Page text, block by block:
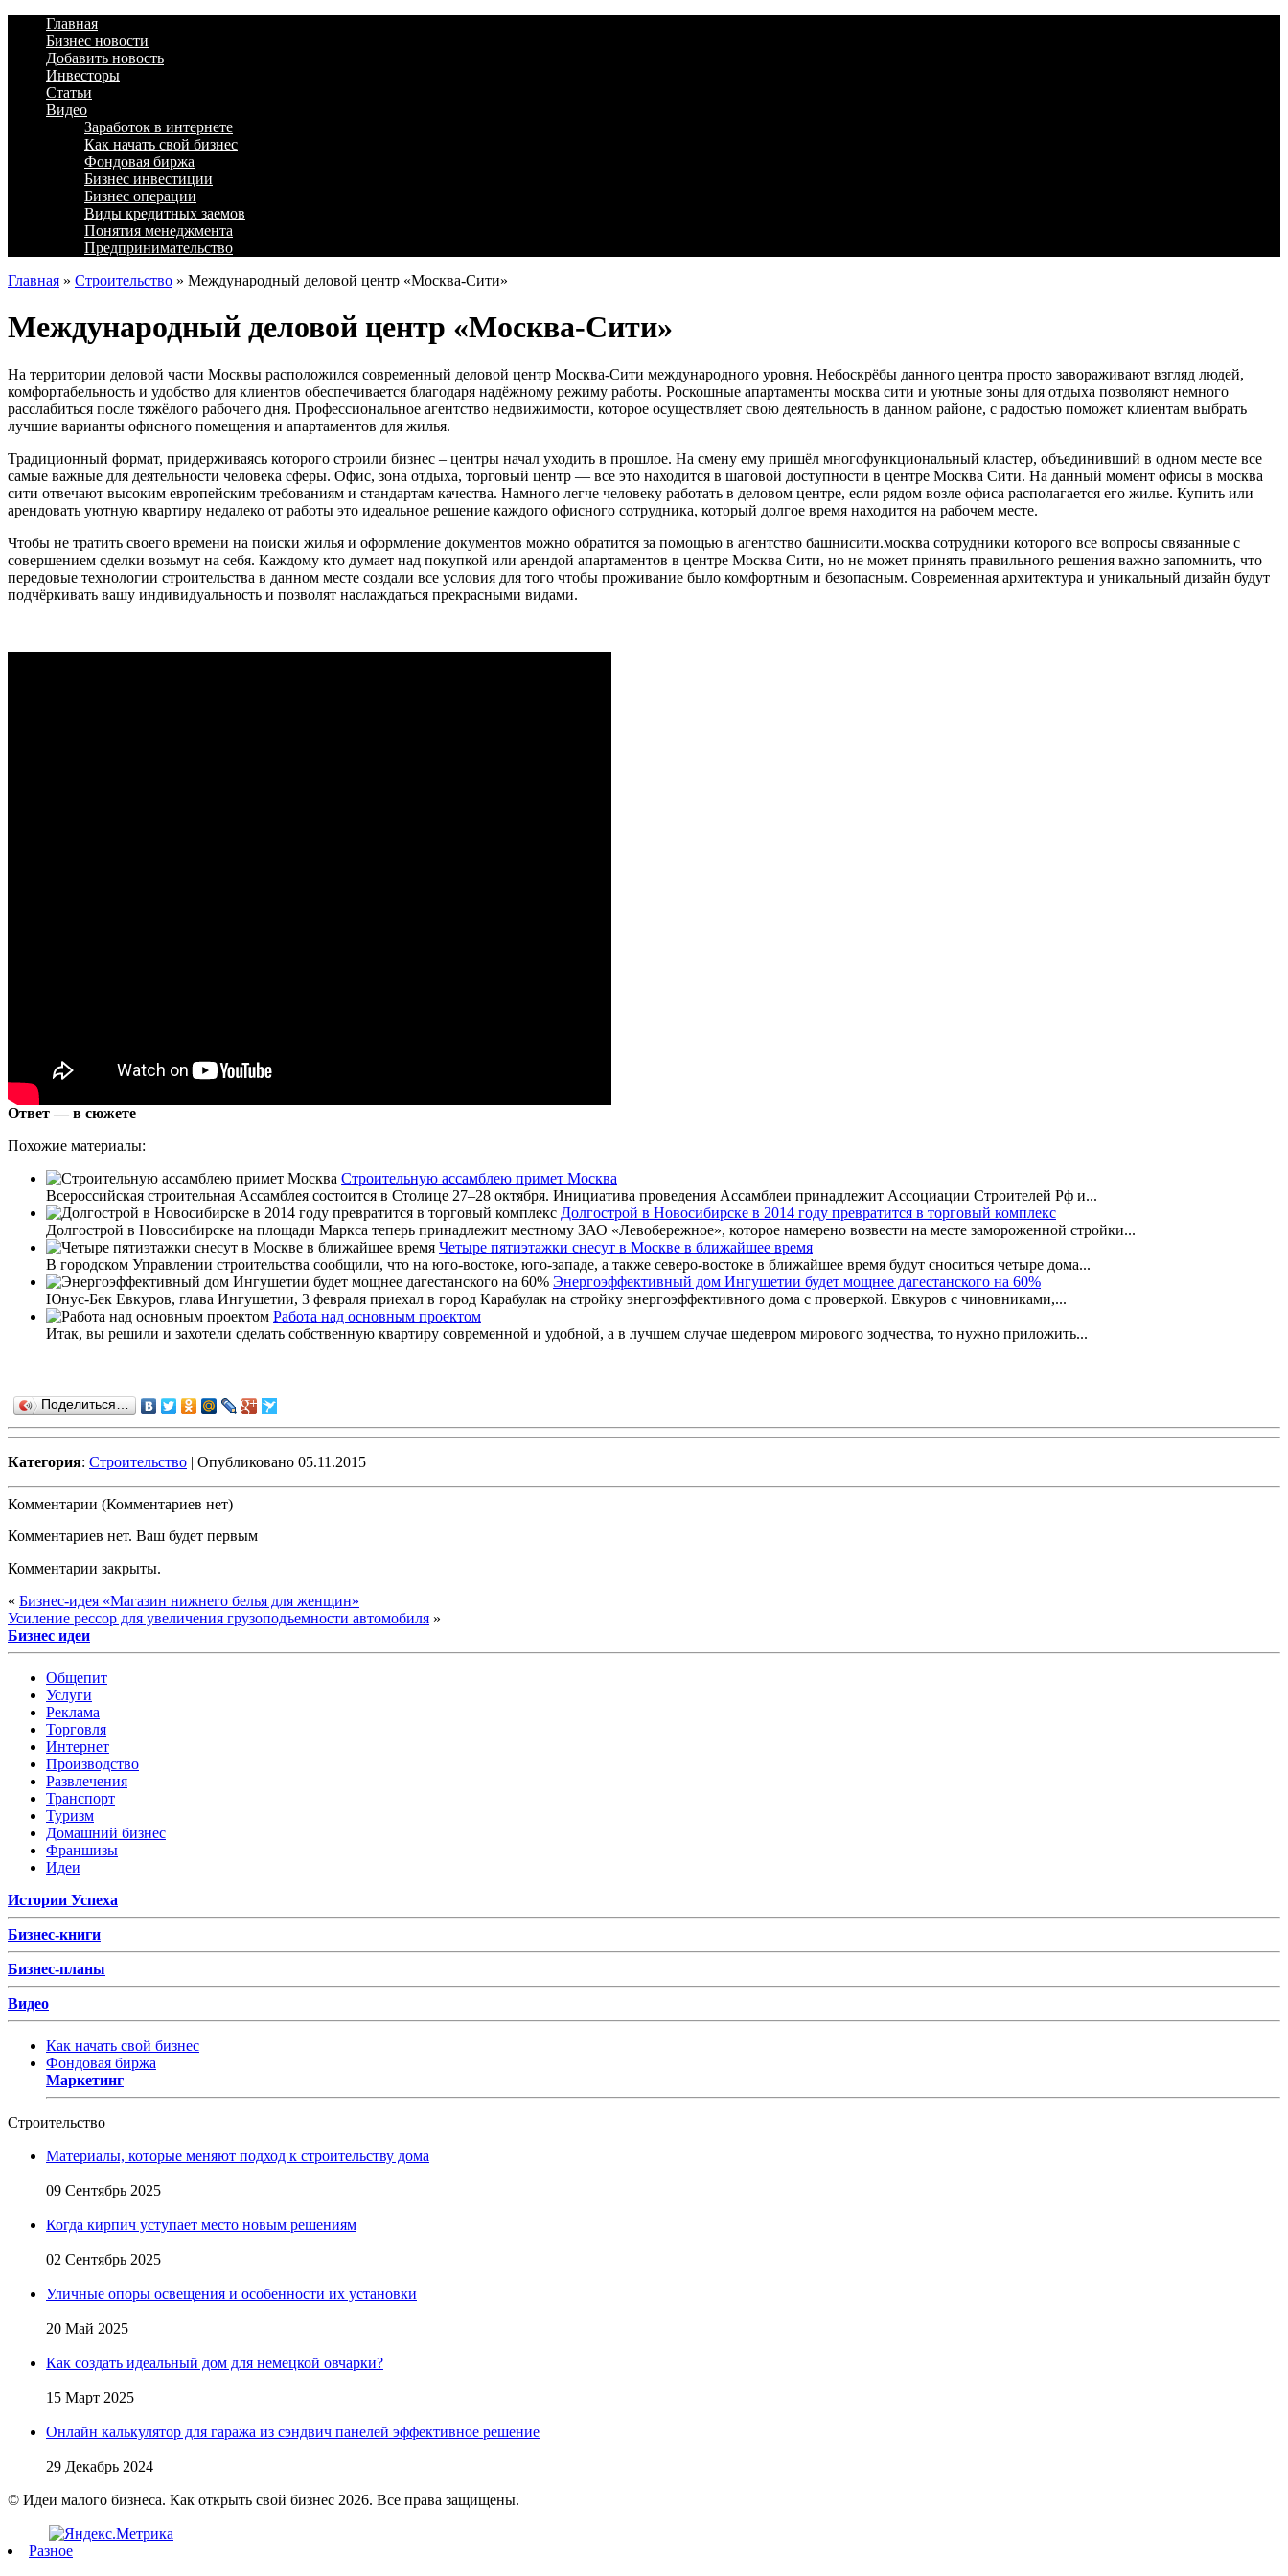
Главная
Бизнес новости
Добавить новость
Инвесторы
Статьи
Видео
Заработок в интернете
Как начать свой бизнес
Фондовая биржа
Бизнес инвестиции
Бизнес операции
Виды кредитных заемов
Понятия менеджмента
Предпринимательство
Главная » Строительство » Международный деловой центр «Москва-Сити»
Международный деловой центр «Москва-Сити»
На территории деловой части Москвы расположился современный деловой центр Москва-Сити международного уровня. Небоскрёбы данного центра просто завораживают взгляд людей,
комфортабельность и удобство для клиентов обеспечивается благодаря надёжному режиму работы. Роскошные апартаменты москва сити и уютные зоны для отдыха позволяют немного
расслабиться после тяжёлого рабочего дня. Профессиональное агентство недвижимости, которое осуществляет свою деятельность в данном районе, с радостью поможет клиентам выбрать
лучшие варианты офисного помещения и апартаментов для жилья.
Традиционный формат, придерживаясь которого строили бизнес – центры начал уходить в прошлое. На смену ему пришёл многофункциональный кластер, объединивший в одном месте все
самые важные для деятельности человека сферы. Офис, зона отдыха, торговый центр — все это находится в шаговой доступности в центре Москва Сити. На данный момент офисы в москва
сити отвечают высоким европейским требованиям и стандартам качества. Намного легче человеку работать в деловом центре, если рядом возле офиса располагается его жилье. Купить или
арендовать уютную квартиру недалеко от работы это идеальное решение каждого офисного сотрудника, который долгое время находится на рабочем месте.
Чтобы не тратить своего времени на поиски жилья и оформление документов можно обратится за помощью в агентство башнисити.москва сотрудники которого все вопросы связанные с
совершением сделки возьмут на себя. Каждому кто думает над покупкой или арендой апартаментов в центре Москва Сити, но не может принять правильного решения важно запомнить, что
передовые технологии строительства в данном месте создали все условия для того чтобы проживание было комфортным и безопасным. Современная архитектура и уникальный дизайн будут
подчёркивать вашу индивидуальность и позволят наслаждаться прекрасными видами.
Ответ — в сюжете
Похожие материалы:
Строительную ассамблею примет Москва
Всероссийская строительная Ассамблея состоится в Столице 27–28 октября. Инициатива проведения Ассамблеи принадлежит Ассоциации Строителей Рф и...
Долгострой в Новосибирске в 2014 году превратится в торговый комплекс
Долгострой в Новосибирске на площади Маркса теперь принадлежит местному ЗАО «Левобережное», которое намерено возвести на месте замороженной стройки...
Четыре пятиэтажки снесут в Москве в ближайшее время
В городском Управлении строительства сообщили, что на юго-востоке, юго-западе, а также северо-востоке в ближайшее время будут сноситься четыре дома...
Энергоэффективный дом Ингушетии будет мощнее дагестанского на 60%
Юнус-Бек Евкуров, глава Ингушетии, 3 февраля приехал в город Карабулак на стройку энергоэффективного дома с проверкой. Евкуров с чиновниками,...
Работа над основным проектом
Итак, вы решили и захотели сделать собственную квартиру современной и удобной, а в лучшем случае шедевром мирового зодчества, то нужно приложить...
Поделиться…
Категория: Строительство | Опубликовано 05.11.2015
Комментарии (Комментариев нет)
Комментариев нет. Ваш будет первым
Комментарии закрыты.
« Бизнес-идея «Магазин нижнего белья для женщин»
Усиление рессор для увеличения грузоподъемности автомобиля »
Бизнес идеи
Общепит
Услуги
Реклама
Торговля
Интернет
Производство
Развлечения
Транспорт
Туризм
Домашний бизнес
Франшизы
Идеи
Истории Успеха
Бизнес-книги
Бизнес-планы
Видео
Как начать свой бизнес
Фондовая биржа
Маркетинг
Строительство
Материалы, которые меняют подход к строительству дома
09 Сентябрь 2025
Когда кирпич уступает место новым решениям
02 Сентябрь 2025
Уличные опоры освещения и особенности их установки
20 Май 2025
Как создать идеальный дом для немецкой овчарки?
15 Март 2025
Онлайн калькулятор для гаража из сэндвич панелей эффективное решение
29 Декабрь 2024
© Идеи малого бизнеса. Как открыть свой бизнес 2026. Все права защищены.
Разное